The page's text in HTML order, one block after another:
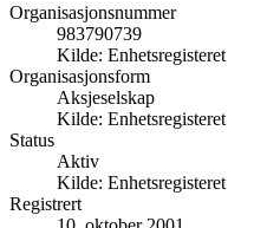
Organisasjonsnummer
983790739
Kilde: Enhetsregisteret
Organisasjonsform
Aksjeselskap
Kilde: Enhetsregisteret
Status
Aktiv
Kilde: Enhetsregisteret
Registrert